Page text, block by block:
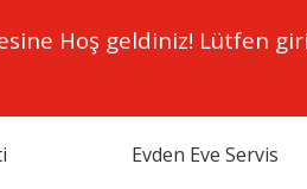
Hoş geldiniz! Lütfen
Evden Eve Servis